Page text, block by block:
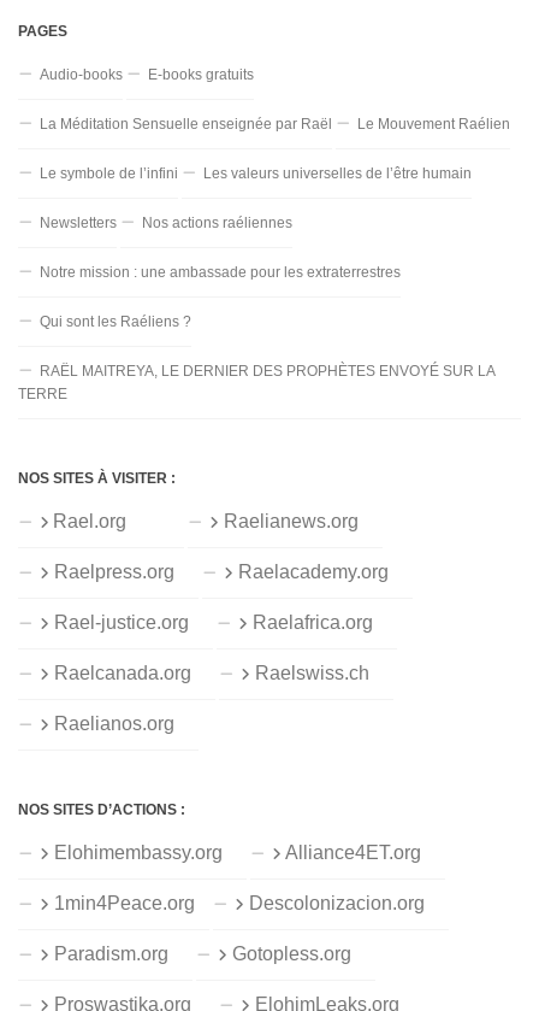
PAGES
Audio-books E-books gratuits
La Méditation Sensuelle enseignée par Raël Le Mouvement Raélien
Le symbole de l’infini Les valeurs universelles de l’être humain
Newsletters Nos actions raéliennes
Notre mission : une ambassade pour les extraterrestres
Qui sont les Raéliens ?
RAËL MAITREYA, LE DERNIER DES PROPHÈTES ENVOYÉ SUR LA
TERRE
NOS SITES À VISITER :
Rael.org Raelianews.org
Raelpress.org Raelacademy.org
Rael-justice.org Raelafrica.org
Raelcanada.org Raelswiss.ch
Raelianos.org
NOS SITES D’ACTIONS :
Elohimembassy.org Alliance4ET.org
1min4Peace.org Descolonizacion.org
Paradism.org Gotopless.org
Proswastika.org ElohimLeaks.org